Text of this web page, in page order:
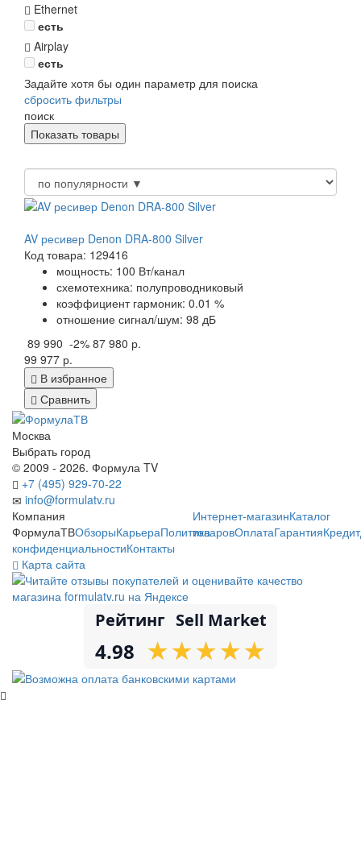
Ethernet
есть
Airplay
есть
Задайте хотя бы один параметр для поиска
сбросить фильтры
поиск
AV ресивер Denon DRA-800 Silver
Код товара: 129416
мощность: 100 Вт/канал
схемотехника: полупроводниковый
коэффициент гармоник: 0.01 %
отношение сигнал/шум: 98 дБ
89 990 -2% 87 980 р.
99 977 р.
В избранное
Сравнить
Москва
Выбрать город
© 2009 - 2026. Формула TV
+7 (495) 929-70-22
info@formulatv.ru
Компания
ФормулаТВОбзорыКарьераПолитика
конфиденциальностиКонтакты
Интернет-магазинКаталог
товаровОплатаГарантияКредит
Карта сайта
Рейтинг Sell Market
4.98 ★
★★
★★
★★
★★
★